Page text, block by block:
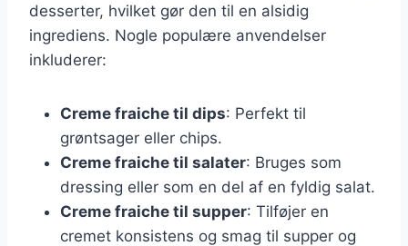
desserter, hvilket gør den til en alsidig
ingrediens. Nogle populære anvendelser
inkluderer:
Creme fraiche til dips: Perfekt til
grøntsager eller chips.
Creme fraiche til salater: Bruges som
dressing eller som en del af en fyldig salat.
Creme fraiche til supper: Tilføjer en
cremet konsistens og smag til supper og